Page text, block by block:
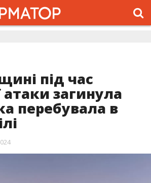
під час
атаки загинула
перебувала в